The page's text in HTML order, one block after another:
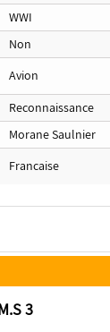
WWI
Non
Avion
Reconnaissance
Morane Saulnier
Francaise
3